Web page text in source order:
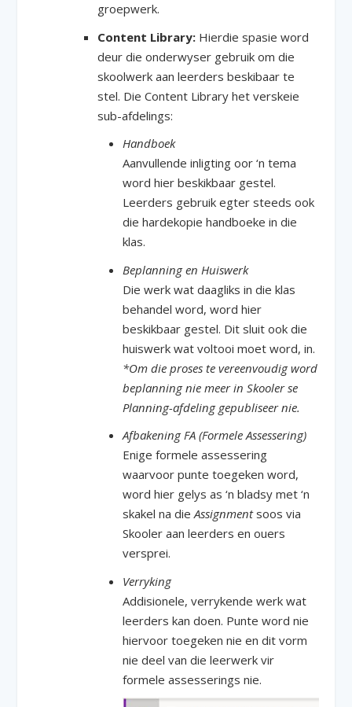
groepwerk.
Content Library:Hierdie spasie word
deur die onderwyser gebruik om die
skoolwerk aan leerders beskibaar te
stel. Die Content Library het verskeie
sub-afdelings:
Handboek
Aanvullende inligting oor ‘n tema
word hier beskikbaar gestel.
Leerders gebruik egter steeds ook
die hardekopie handboeke in die
klas.
Beplanning en Huiswerk
Die werk wat daagliks in die klas
behandel word, word hier
beskikbaar gestel. Dit sluit ook die
huiswerk wat voltooi moet word, in.
*Om die proses te vereenvoudig word
beplanning nie meer in Skooler se
Planning-afdeling gepubliseer nie.
Afbakening FA (Formele Assessering)
Enige formele assessering
waarvoor punte toegeken word,
word hier gelys as ‘n bladsy met ‘n
skakel na dieAssignmentsoos via
Skooler aan leerders en ouers
versprei.
Verryking
Addisionele, verrykende werk wat
leerders kan doen. Punte word nie
hiervoor toegeken nie en dit vorm
nie deel van die leerwerk vir
formele assesserings nie.